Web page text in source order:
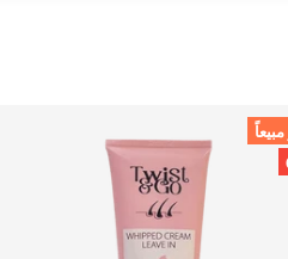
مبيعاً